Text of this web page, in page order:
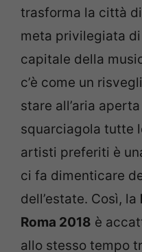
trasforma la città di
meta privilegiata
capitale della
c’è come un
stare all’aria
squarciagola tutte
artisti preferiti è
ci fa dimenticare
dell’estate. Così, la
Roma 2018 è
allo stesso tempo